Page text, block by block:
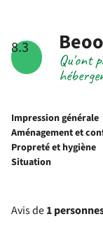
8.3
Qu'ont
Impression générale
Aménagement et
Propreté et hygiène
Situation
Avis de1